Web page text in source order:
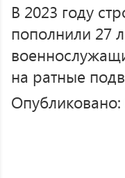
В 2023 году
пополнили 27
на ратные
Опубликовано: